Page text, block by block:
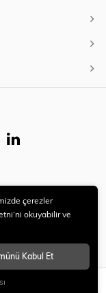
çerezler
okuyabilir ve
Kabul Et